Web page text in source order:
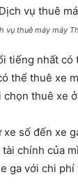
vụ thuê máy máy
tiếng nhất
thể thuê xe
thuê xe ở
số đến xe
chính của
ga với chi